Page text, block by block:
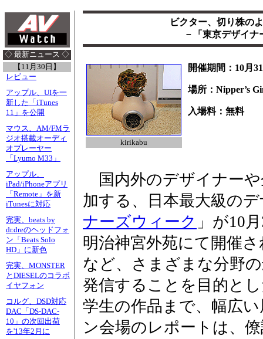
◇ 最新ニュース ◇
【11月30日】
レビュー
アップル、UIを一
新した「iTunes
11」を公開
マウス、AM/FMラ
ジオ搭載オーディ
オプレーヤー
「Lyumo M33」
アップル、
iPad/iPhoneアプリ
「Remote」を新
iTunesに対応
完実、beats by
dr.dreのヘッドフォ
ン「Beats Solo
HD」に新色
完実、MONSTER
とDIESELのコラボ
イヤフォン
コルグ、DSD対応
DAC「DS-DAC-
10」の次回出荷
を'13年2月に
ビクター、切り株の
－「東京デザイ
kirikabu
開催期間：10月
場所：Nipper’s
入場料：無料
国内外のデザイナーや
加する、日本最大級の
ナーズウィーク 」が10
明治神宮外苑にて開催
など、さまざまな分野
発信することを目的と
学生の作品まで、幅広
ン会場のレポートは、